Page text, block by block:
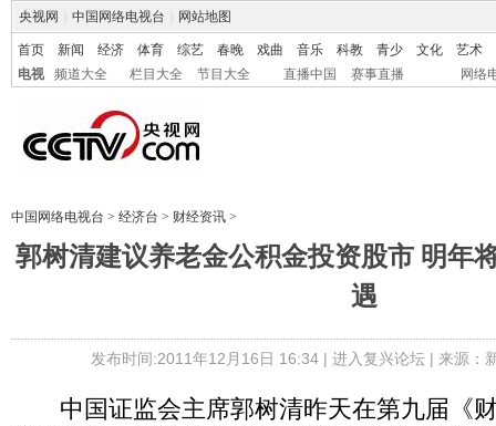
央视网 中国网络电视台 网站地图
首页 新闻 经济 体育 综艺 春晚 戏曲 音乐 科教 青少 文化
艺术
电视
频道大全 栏目大全 节目大全 直播中国 赛事直播 网络
中国网络电视台 > 经济台 > 财经资讯 >
郭树清建议养老金公积金投资股市 明年
遇
发布时间:2011年12月16日 16:34 | 进入复兴论坛| 来源：
中国证监会主席郭树清昨天在第九届《